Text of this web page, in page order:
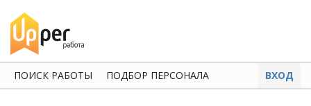
ПОИСК РАБОТЫ ПОДБОР ПЕРСОНАЛА ВХОД